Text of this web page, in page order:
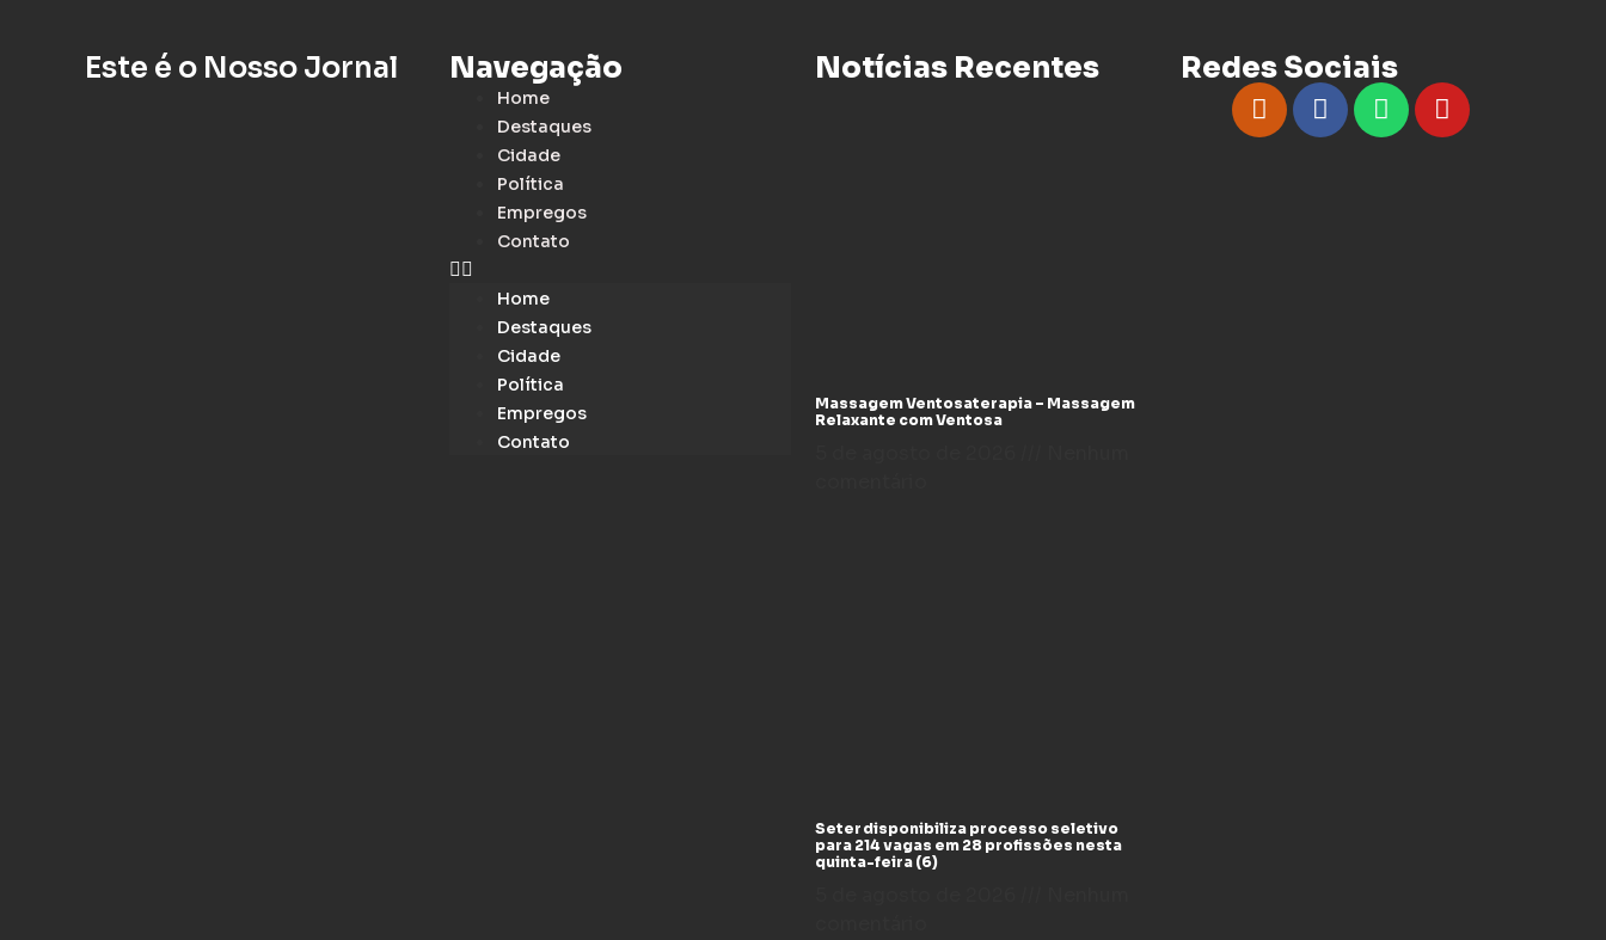
Este é o Nosso Jornal Navegação
Home
Destaques
Cidade
Política
Empregos
Contato
Home
Destaques
Cidade
Política
Empregos
Contato
Notícias Recentes
Massagem Ventosaterapia – Massagem
Relaxante com Ventosa
Seter disponibiliza processo seletivo
para 214 vagas em 28 profissões nesta
quinta-feira (6)
Redes Sociais